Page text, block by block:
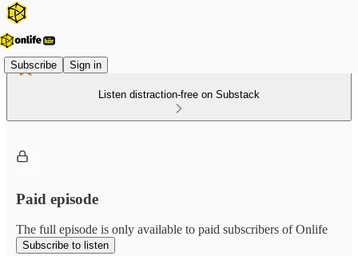
Subscribe Sign in
Listen distraction-free on Substack
Paid episode
The full episode is only available to paid subscribers of Onlife
Subscribe to listen